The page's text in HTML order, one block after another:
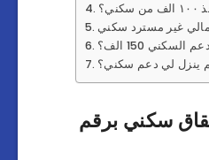
غير مسترد سكني
150 الف؟
ينزل لي دعم سكني؟
سكني برقم